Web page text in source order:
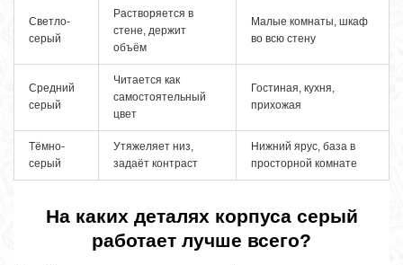
Светло-
серый
Растворяется в
стене, держит
объём
Малые комнаты, шкаф
во всю стену
Средний
серый
Читается как
самостоятельный
цвет
Гостиная, кухня,
прихожая
Тёмно-
серый
Утяжеляет низ,
задаёт контраст
Нижний ярус, база в
просторной комнате
На каких деталях корпуса серый
работает лучше всего?